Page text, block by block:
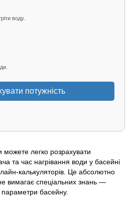
воду.
потужність
легко розрахувати
та час нагрівання води у басейні
калькуляторів. Це абсолютно
вимагає спеціальних знань —
параметри басейну.